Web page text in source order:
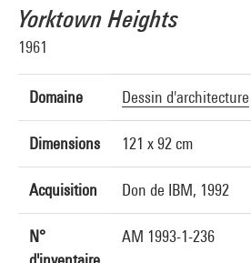
Yorktown Heights
1961
Domaine Dessin d'architecture
Dimensions 121 x 92 cm
Acquisition Don de IBM, 1992
N°
AM 1993-1-236